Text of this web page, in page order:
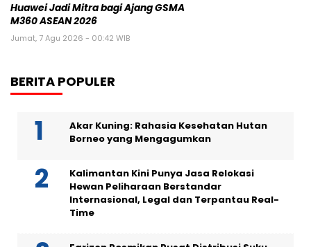
Huawei Jadi Mitra bagi Ajang GSMA
M360 ASEAN 2026
Jumat, 7 Agu 2026 - 00:42 WIB
BERITA POPULER
Akar Kuning: Rahasia Kesehatan Hutan
Borneo yang Mengagumkan
Kalimantan Kini Punya Jasa Relokasi
Hewan Peliharaan Berstandar
Internasional, Legal dan Terpantau Real-
Time